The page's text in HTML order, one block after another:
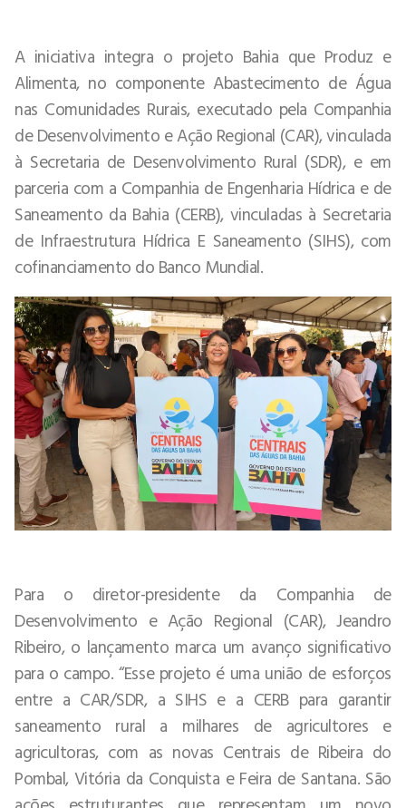
A iniciativa integra o projeto Bahia que Produz e
Alimenta, no componente Abastecimento de Água
nas Comunidades Rurais, executado pela Companhia
de Desenvolvimento e Ação Regional (CAR), vinculada
à Secretaria de Desenvolvimento Rural (SDR), e em
parceria com a Companhia de Engenharia Hídrica e de
Saneamento da Bahia (CERB), vinculadas à Secretaria
de Infraestrutura Hídrica E Saneamento (SIHS), com
cofinanciamento do Banco Mundial.
Para o diretor-presidente da Companhia de
Desenvolvimento e Ação Regional (CAR), Jeandro
Ribeiro, o lançamento marca um avanço significativo
para o campo. “Esse projeto é uma união de esforços
entre a CAR/SDR, a SIHS e a CERB para garantir
saneamento rural a milhares de agricultores e
agricultoras, com as novas Centrais de Ribeira do
Pombal, Vitória da Conquista e Feira de Santana. São